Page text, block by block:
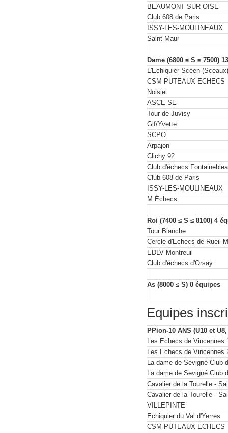
BEAUMONT SUR OISE
Club 608 de Paris
ISSY-LES-MOULINEAUX
Saint Maur
Dame (6800 ≤ S ≤ 7500)
L'Echiquier Scéen
CSM PUTEAUX ECHECS
Noisiel
ASCE SE
Tour de Juvisy
Gif/Yvette
SCPO
Arpajon
Clichy 92
Club d'échecs
Club 608 de Paris
ISSY-LES-MOULINEAUX
M Échecs
Roi (7400 ≤ S ≤ 8100) 4
Tour Blanche
Cercle d'Echecs de Rueil-
EDLV Montreuil
Club d'échecs d'Orsay
As (8000 ≤ S) 0 équipes
Equipes
PPion-10 ANS (U10 et
Les Echecs de Vincennes
Les Echecs de Vincennes
La dame de Sevigné Club
La dame de Sevigné Club
Cavalier de la Tourelle -
Cavalier de la Tourelle -
VILLEPINTE
Echiquier du Val d'Yerres
CSM PUTEAUX ECHECS